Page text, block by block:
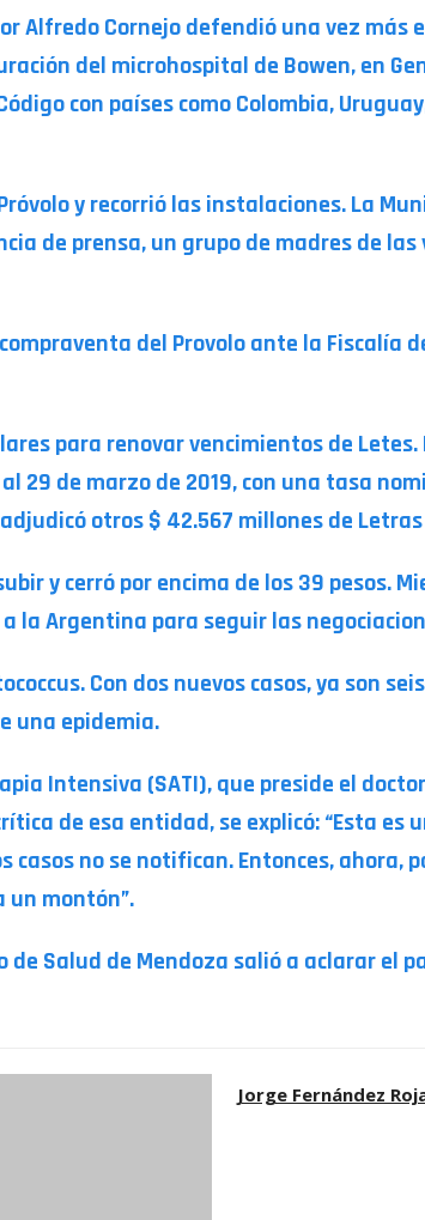
Alfredo Cornejo defendió una vez más
del microhospital de Bowen, en
con países como Colombia,
y recorrió las instalaciones. La
de prensa, un grupo de madres de
del Provolo ante la Fiscalía
para renovar vencimientos de
29 de marzo de 2019, con una tasa
otros $ 42.567 millones de
y cerró por encima de los 39 pesos.
la Argentina para seguir las
Con dos nuevos casos, ya son
una epidemia.
Intensiva (SATI), que preside el
de esa entidad, se explicó: “Esta es
casos no se notifican. Entonces, ahora,
un montón”.
Salud de Mendoza salió a aclarar el
Jorge Fernández